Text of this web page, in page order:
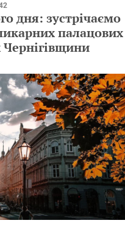
дня: зустрічаємо
палацових